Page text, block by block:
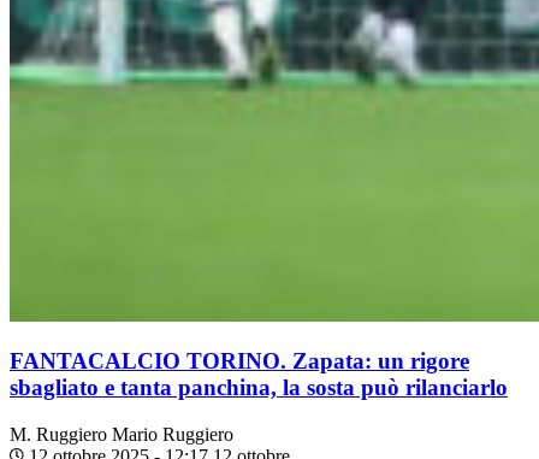
FANTACALCIO TORINO. Zapata: un rigore
sbagliato e tanta panchina, la sosta può rilanciarlo
M. Ruggiero Mario Ruggiero